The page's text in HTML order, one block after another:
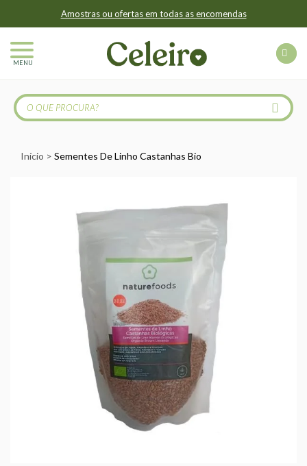
Amostras ou ofertas em todas as encomendas
MENU
Início Sementes De Linho Castanhas Bio